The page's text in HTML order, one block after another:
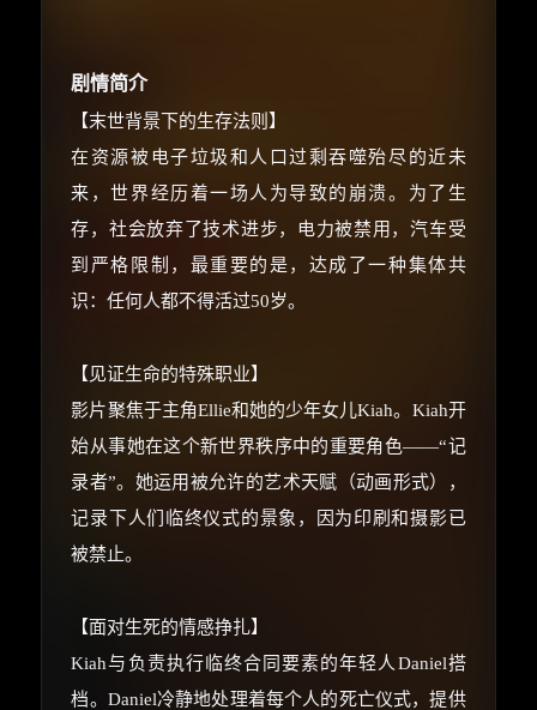
剧情简介
【末世背景下的生存法则】
在资源被电子垃圾和人口过剩吞噬殆尽的近未
来，世界经历着一场人为导致的崩溃。为了生
存，社会放弃了技术进步，电力被禁用，汽车受
到严格限制，最重要的是，达成了一种集体共
识：任何人都不得活过50岁。
【见证生命的特殊职业】
影片聚焦于主角Ellie和她的少年女儿Kiah。Kiah开
始从事她在这个新世界秩序中的重要角色——“记
录者”。她运用被允许的艺术天赋（动画形式），
记录下人们临终仪式的景象，因为印刷和摄影已
被禁止。
【面对生死的情感挣扎】
Kiah与负责执行临终合同要素的年轻人Daniel搭
档。Daniel冷静地处理着每个人的死亡仪式，提供
朋友们辛苦了 💦
如夸克12个月送14天 最低75元！
价格有浮动，请直接搜索查最低价！
还有支付宝现金红包、外卖红包、
优惠券、活动红包，每日可领。
☕ 海外大侠？通过 Ko-fi 赐茶